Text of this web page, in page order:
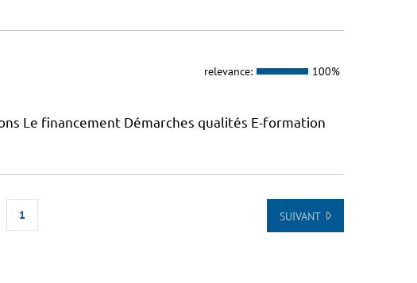
relevance: 100%
Le financement Démarches qualités E-formation
1 SUIVANT